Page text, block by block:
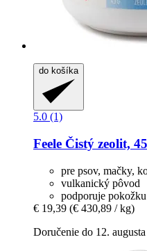
do košíka
5.0 (1)
Feele Čistý zeolit,
pre psov, mačky,
vulkanický pôvod
podporuje
€ 19,39 (€ 430,89 / kg)
Doručenie do 12. augusta